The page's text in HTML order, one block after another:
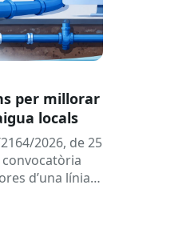
per millorar
locals
2026, de 25
convocatòria
d’una línia